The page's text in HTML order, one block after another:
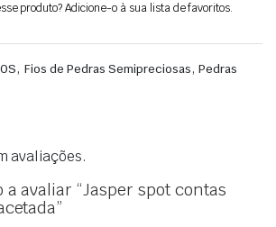
produto? Adicione-o à sua lista de favoritos.
,Fios de Pedras Semipreciosas,Pedras
avaliações.
avaliar “Jasper spot contas